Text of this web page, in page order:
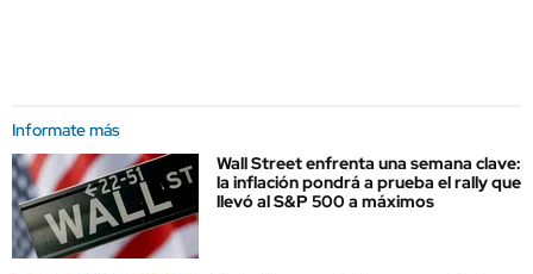
Informate más
Wall Street enfrenta una semana clave:
la inflación pondrá a prueba el rally que
llevó al S&P 500 a máximos